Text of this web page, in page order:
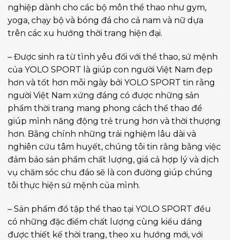
nghiệp dành cho các bộ môn thể thao như gym,
yoga, chạy bộ và bóng đá cho cả nam và nữ dựa
trên các xu hướng thời trang hiện đại.
– Được sinh ra từ tình yêu đối với thể thao, sứ mệnh
của YOLO SPORT là giúp con người Việt Nam đẹp
hơn và tốt hơn mỗi ngày bởi YOLO SPORT tin rằng
người Việt Nam xứng đáng có được những sản
phẩm thời trang mang phong cách thể thao để
giúp mình năng động trẻ trung hơn và thời thượng
hơn. Bằng chính những trải nghiệm lâu dài và
nghiên cứu tâm huyết, chúng tôi tin rằng bằng việc
đảm bảo sản phẩm chất lượng, giá cả hợp lý và dịch
vụ chăm sóc chu đáo sẽ là con đường giúp chúng
tôi thực hiện sứ mệnh của mình.
– Sản phẩm đồ tập thể thao tại YOLO SPORT đều
có những đặc điểm chất lượng cùng kiểu dáng
được thiết kế thời trang, theo xu hướng mới, với